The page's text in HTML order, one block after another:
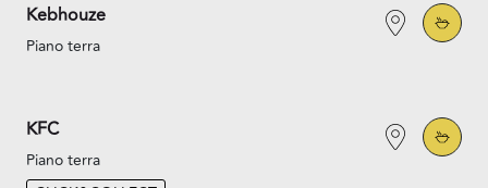
Kebhouze
Piano terra
KFC
Piano terra